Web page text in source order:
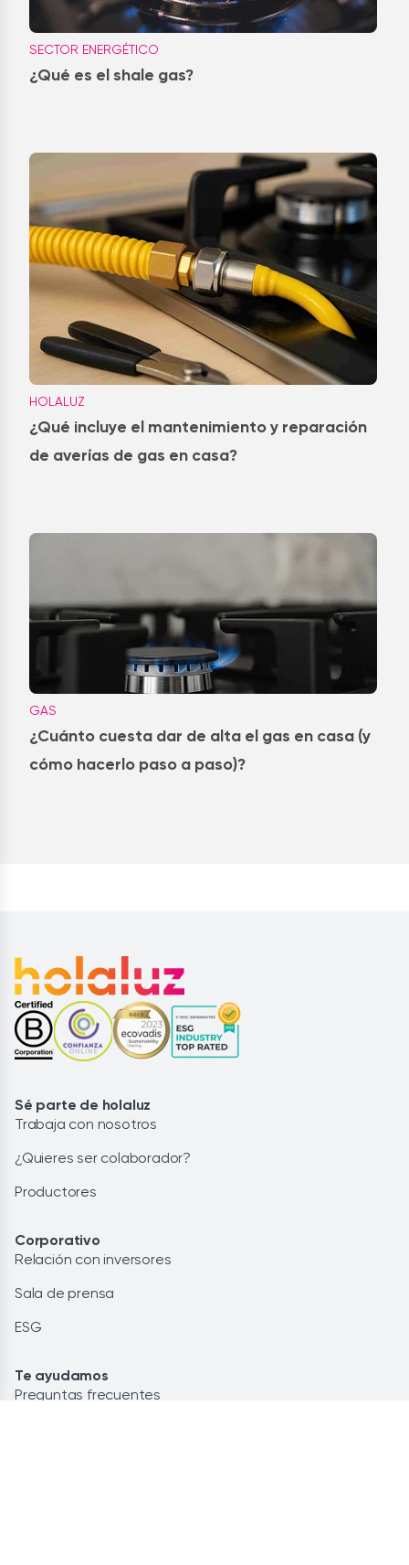
SECTOR ENERGÉTICO
¿Qué es el shale gas?
HOLALUZ
¿Qué incluye el mantenimiento y reparación
de averías de gas en casa?
GAS
¿Cuánto cuesta dar de alta el gas en casa (y
cómo hacerlo paso a paso)?
Sé parte de holaluz
Trabaja con nosotros
¿Quieres ser colaborador?
Productores
Corporativo
Relación con inversores
Sala de prensa
ESG
Te ayudamos
Preguntas frecuentes